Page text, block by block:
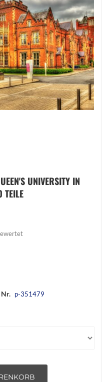
UNIVERSITY IN
TEILE
p-351479